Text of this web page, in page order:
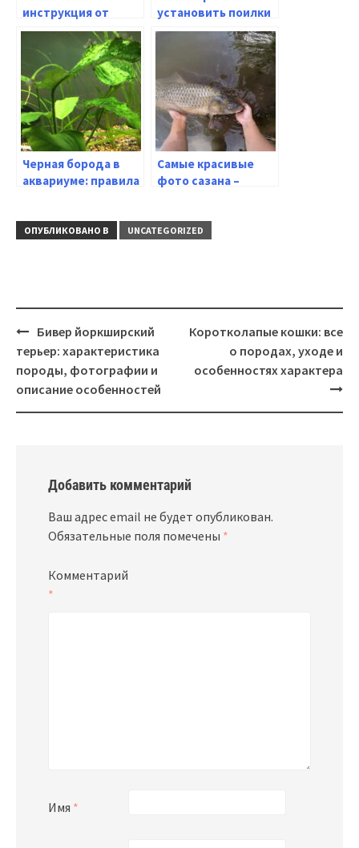
инструкция от
опытного
специалиста: как
отучить кота
гадить в
неположенном
месте
установить поилки
для кур: советы по
уходу за птицей
Черная борода в
аквариуме: правила
Самые красивые
фото сазана –
сладкой воды
ОПУБЛИКОВАНО В UNCATEGORIZED
Навигация
Бивер йоркширский
терьер: характеристика
породы, фотографии и
описание особенностей
Коротколапые кошки: все
о породах, уходе и
особенностях характера
Добавить комментарий
Ваш адрес email не будет опубликован.
Обязательные поля помечены *
Комментарий
*
Имя *